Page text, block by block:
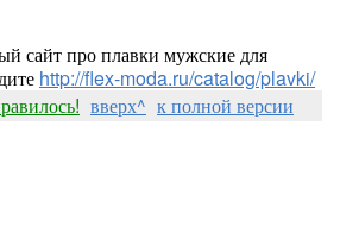
сайт про плавки мужские для
http://flex-moda.ru/catalog/plavki/
вверх^ к полной версии